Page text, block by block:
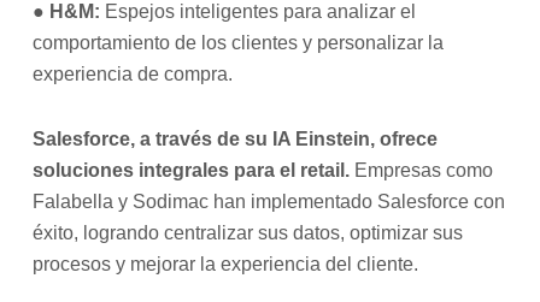
● H&M: Espejos inteligentes para analizar el
comportamiento de los clientes y personalizar la
experiencia de compra.
Salesforce, a través de su IA Einstein, ofrece
soluciones integrales para el retail. Empresas como
Falabella y Sodimac han implementado Salesforce con
éxito, logrando centralizar sus datos, optimizar sus
procesos y mejorar la experiencia del cliente.